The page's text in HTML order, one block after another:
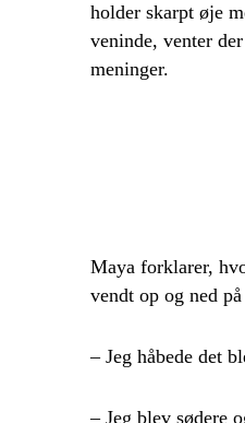
holder skarpt øje
veninde, venter
meninger.
Maya forklarer,
vendt op og ned
– Jeg håbede det
– Jeg blev sødere